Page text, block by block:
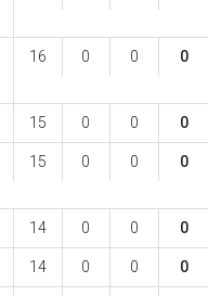
16 0 0 0
15 0 0 0
15 0 0 0
14 0 0 0
14 0 0 0